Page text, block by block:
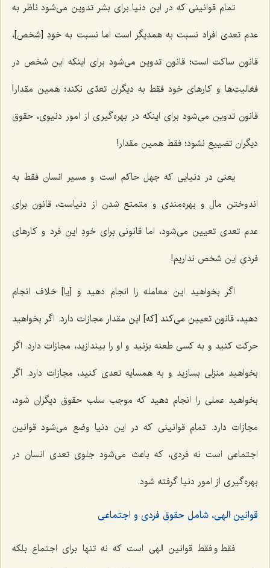
تمام قوانینی که در این دنیا برای بشر تدوین می‌شود ناظر به
عدم تعدی افراد نسبت به همدیگر است اما نسبت به خودِ [شخص]،
قانون ساکت است؛ قانون تدوین می‌شود برای اینکه این شخص در
فعّالیت‌ها و کارهای خود فقط به دیگران تعدّی نکند؛ همین مقدار!
قانون تدوین می‌شود برای اینکه در بهره‌گیری از امور دنیوی، حقوق
دیگران تضییع نشود؛ فقط همین مقدار!
یعنی در دنیایی که جهل حاکم است و مسیر انسان فقط به
اندوختن مال و بهره‌مندی و متمتع شدن از دنیاست، قانون برای
عدم تعدی تعیین می‌شود، اما قانونی برای خودِ این فرد و کارهای
فردیِ این شخص نداریم!
اگر بخواهید این معامله را انجام دهید و [یا] خلاف انجام
دهید، قانون تعیین می‌کند [که] این مقدار مجازات دارد. اگر بخواهید
حرکت کنید و به کسی طعنه بزنید و او را بیندازید، مجازات دارد. اگر
بخواهید منزلی بسازید و به همسایه تعدی کنید، مجازات دارد. اگر
بخواهید عملی را انجام دهید که موجب سلب حقوق دیگران شود،
مجازات دارد. تمام قوانینی که در این دنیا وضع می‌شود قوانین
اجتماعی است نه فردی، که باعث می‌شود جلوی تعدی انسان در
بهره‌گیری از امور دنیا گرفته شود.
قوانین الهی، شامل حقوق فردی و اجتماعی
فقط و فقط قوانین الهی است که نه تنها برای اجتماع بلکه